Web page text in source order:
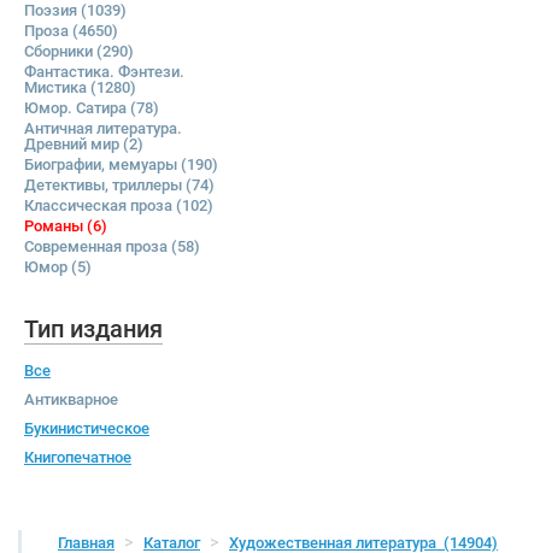
Поэзия (1039)
Проза (4650)
Сборники (290)
Фантастика. Фэнтези.
Мистика (1280)
Юмор. Сатира (78)
Античная литература.
Древний мир (2)
Биографии, мемуары (190)
Детективы, триллеры (74)
Классическая проза (102)
Романы (6)
Современная проза (58)
Юмор (5)
Тип издания
Все
Антикварное
Букинистическое
Книгопечатное
Главная Каталог Художественная литература (14904)